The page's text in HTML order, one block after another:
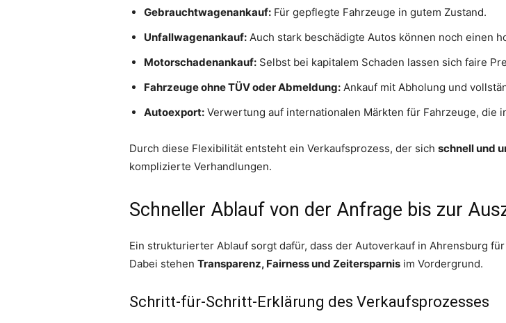
Gebrauchtwagenankauf: Für gepflegte Fahrzeuge in gutem Zustand.
Unfallwagenankauf: Auch stark beschädigte Autos können noch einen
Motorschadenankauf: Selbst bei kapitalem Schaden lassen sich faire
Fahrzeuge ohne TÜV oder Abmeldung: Ankauf mit Abholung und
Autoexport: Verwertung auf internationalen Märkten für Fahrzeuge, die
Durch diese Flexibilität entsteht ein Verkaufsprozess, der sich schnell und
komplizierte Verhandlungen.
Schneller Ablauf von der Anfrage bis zur
Ein strukturierter Ablauf sorgt dafür, dass der Autoverkauf in Ahrensburg
Dabei stehen Transparenz, Fairness und Zeitersparnis im Vordergrund.
Schritt-für-Schritt-Erklärung des Verkaufsprozesses